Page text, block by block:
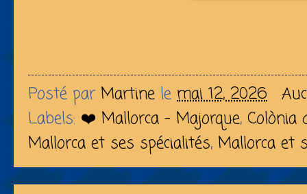
Posté par Martine le mai 12, 2026
Labels: ❤️ Mallorca - Majorque, Colònia
Mallorca et ses spécialités, Mallorca et